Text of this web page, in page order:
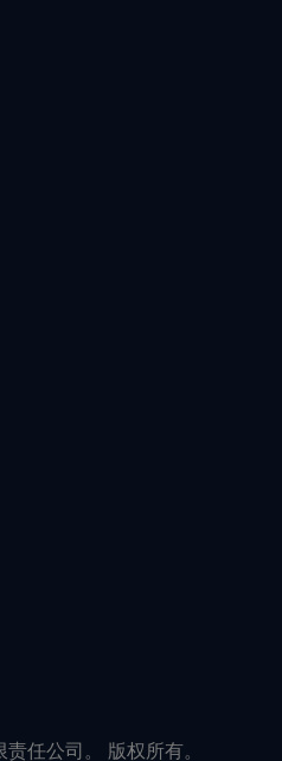
任公司。 版权所有。